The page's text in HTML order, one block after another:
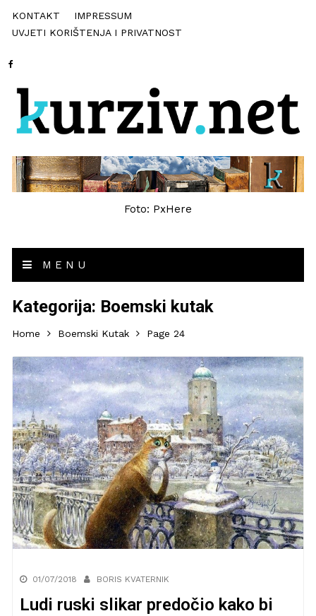
KONTAKT
IMPRESSUM
UVJETI KORIŠTENJA I PRIVATNOST
Foto: PxHere
MENU
Kategorija: Boemski kutak
Home Boemski Kutak Page 24
01/07/2018 BORIS KVATERNIK
Ludi ruski slikar predočio kako bi